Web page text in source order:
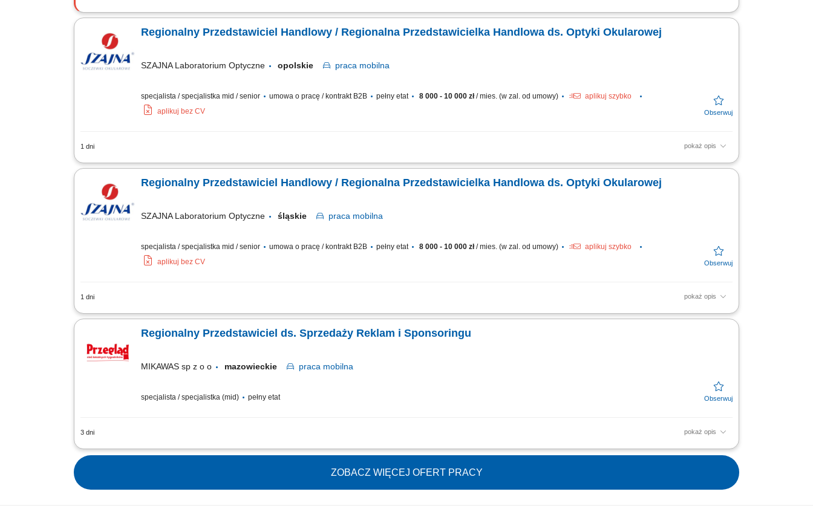
Zadania: Aktywne budowanie bazy klientów biznesowych w podległym regionie. Realizacja wyznaczonych celów sprzedażowych i rozwój portfela zleceń. Samodzielne
Regionalny Przedstawiciel Handlowy / Regionalna Przedstawicielka Handlowa ds. Optyki Okularowej
SZAJNA Laboratorium Optyczne opolskie praca mobilna
specjalista / specjalistka mid / senior umowa o pracę / kontrakt B2B pełny etat 8 000 - 10 000 zł/ mies. (w zal. od umowy)
aplikuj szybko
aplikuj bez CV
1 dni pokaż opis
Opis stanowiska Utrzymywanie stałego kontaktu z dotychczasowymi kontrahentami biznesowymi (salony partnerskie) i rozbudowa bazy klientów w regionie.
Regionalny Przedstawiciel Handlowy / Regionalna Przedstawicielka Handlowa ds. Optyki Okularowej
SZAJNA Laboratorium Optyczne śląskie praca mobilna
specjalista / specjalistka mid / senior umowa o pracę / kontrakt B2B pełny etat 8 000 - 10 000 zł/ mies. (w zal. od umowy)
aplikuj szybko
aplikuj bez CV
1 dni pokaż opis
Opis stanowiska Utrzymywanie stałego kontaktu z dotychczasowymi kontrahentami biznesowymi (salony partnerskie) i rozbudowa bazy klientów w regionie.
Regionalny Przedstawiciel ds. Sprzedaży Reklam i Sponsoringu
MIKAWAS sp z o o mazowieckie praca mobilna
specjalista / specjalistka (mid) pełny etat
3 dni pokaż opis
Twoje zadania aktywne pozyskiwanie nowych klientów biznesowych na powierzonym terenie, sprzedaż reklam i kampanii w portalach internetowych oraz mediach
ZOBACZ WIĘCEJ OFERT PRACY